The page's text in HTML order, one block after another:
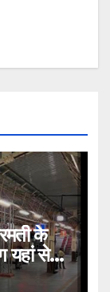
के
यहां से